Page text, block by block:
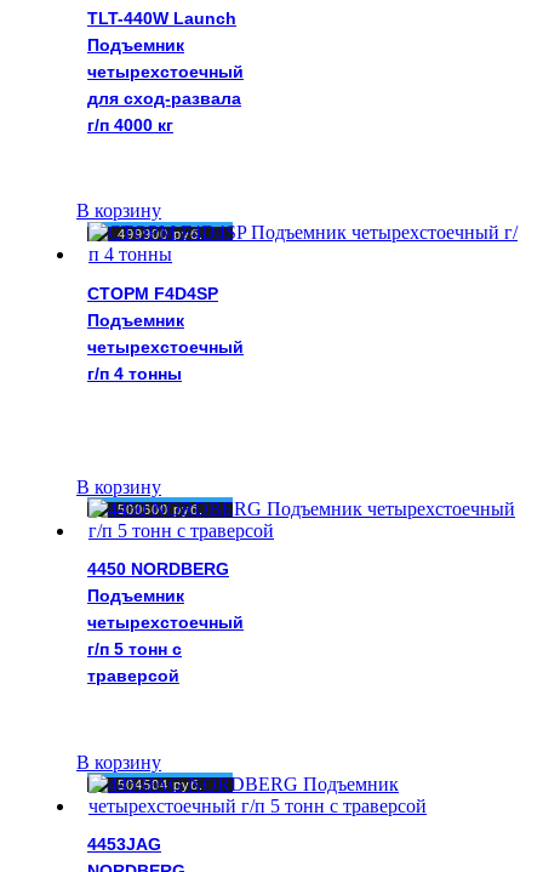
TLT-440W Launch
Подъемник
четырехстоечный
для сход-развала
г/п 4000 кг
В корзину
СТОРМ F4D4SP
Подъемник
четырехстоечный
г/п 4 тонны
499900руб.
В корзину
4450 NORDBERG
Подъемник
четырехстоечный
г/п 5 тонн c
траверсой
500600руб.
В корзину
4453JAG
504504руб.